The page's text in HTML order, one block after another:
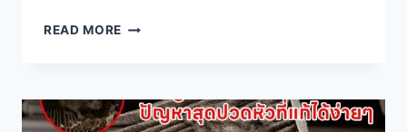
READ MORE